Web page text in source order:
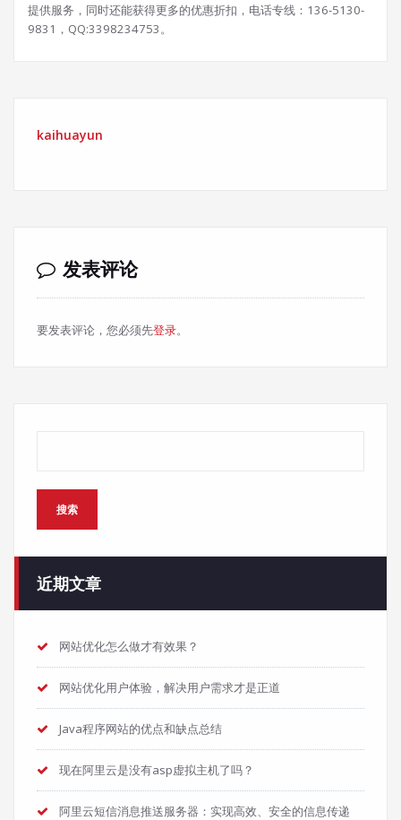
提供服务，同时还能获得更多的优惠折扣，电话专线：136-5130-
9831，QQ:3398234753。
kaihuayun
发表评论
要发表评论，您必须先登录。
搜索
近期文章
网站优化怎么做才有效果？
网站优化用户体验，解决用户需求才是正道
Java程序网站的优点和缺点总结
现在阿里云是没有asp虚拟主机了吗？
阿里云短信消息推送服务器：实现高效、安全的信息传递